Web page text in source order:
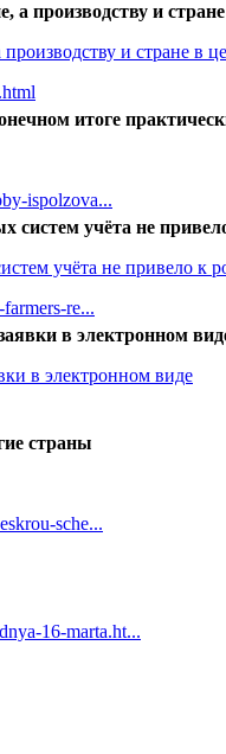
производству и стране
и стране в
итоге
ispolzova...
систем учёта не
учёта не привело к
re...
в электронном
в электронном виде
страны
sche...
16-marta.ht...